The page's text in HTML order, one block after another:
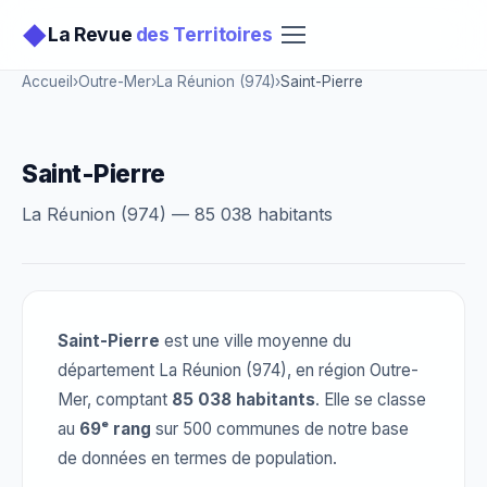
◆La Revue des Territoires
Accueil ›Outre-Mer›La Réunion (974)›Saint-Pierre
Saint-Pierre
La Réunion (974) — 85 038 habitants
Saint-Pierre est une ville moyenne du
département La Réunion (974), en région Outre-
Mer, comptant 85 038 habitants. Elle se classe
au 69ᵉ rang sur 500 communes de notre base
de données en termes de population.